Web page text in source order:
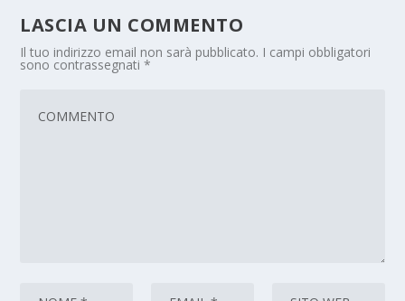
LASCIA UN COMMENTO
Il tuo indirizzo email non sarà pubblicato. I campi obbligatori
sono contrassegnati*